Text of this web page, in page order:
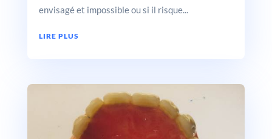
envisagé et impossible ou si il risque...
LIRE PLUS